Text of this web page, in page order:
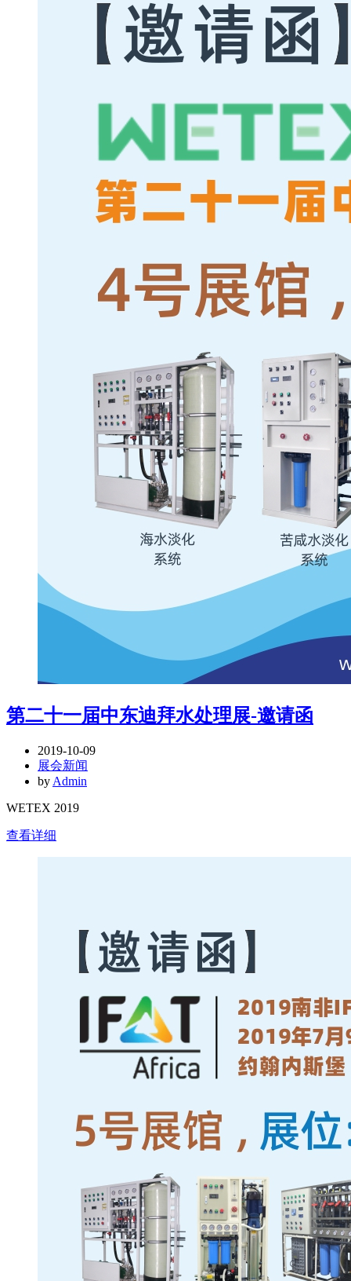
第二十一届中东迪拜水处理展-邀请函
2019-10-09
展会新闻
by Admin
WETEX 2019
查看详细